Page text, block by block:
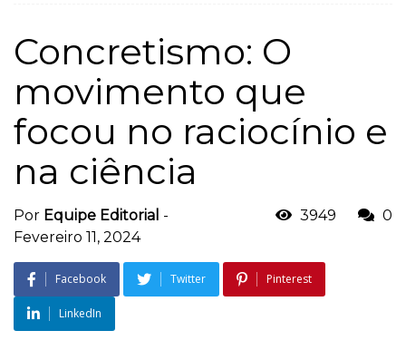
Concretismo: O
movimento que
focou no raciocínio e
na ciência
Por Equipe Editorial -
Fevereiro 11, 2024
3949 0
Facebook Twitter Pinterest
LinkedIn